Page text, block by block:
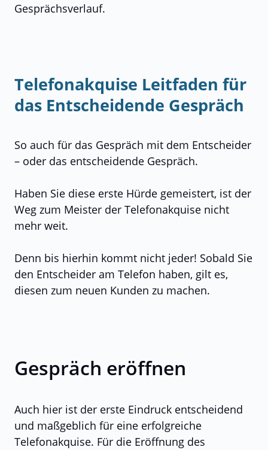
Gesprächsverlauf.
Telefonakquise Leitfaden für
das Entscheidende Gespräch
So auch für das Gespräch mit dem Entscheider
– oder das entscheidende Gespräch.
Haben Sie diese erste Hürde gemeistert, ist der
Weg zum Meister der Telefonakquise nicht
mehr weit.
Denn bis hierhin kommt nicht jeder! Sobald Sie
den Entscheider am Telefon haben, gilt es,
diesen zum neuen Kunden zu machen.
Gespräch eröffnen
Auch hier ist der erste Eindruck entscheidend
und maßgeblich für eine erfolgreiche
Telefonakquise. Für die Eröffnung des